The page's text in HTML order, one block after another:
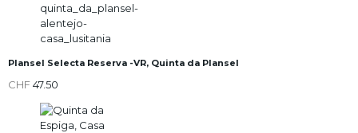
Plansel Selecta Reserva -VR, Quinta da Plansel
CHF47.50